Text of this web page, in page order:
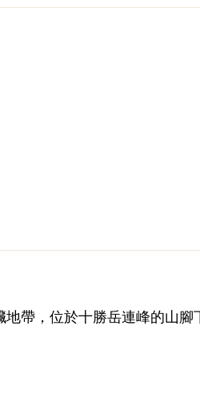
地帶，位於十勝岳連峰的山腳